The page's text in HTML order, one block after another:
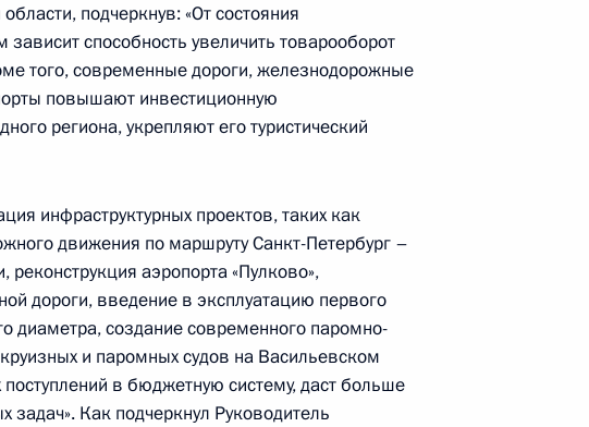
касающегося
лиц, осуждённых
Генсекретаря ООН
Сергей Нарышкин
«История новой
подчеркнув: «От состояния
способность увеличить товарооборот
того, современные дороги, железнодорожные
повышают инвестиционную
региона, укрепляют его туристический
инфраструктурных проектов, таких как
движения по маршруту Санкт-Петербург –
аэропорта «Пулково»,
дороги, введение в эксплуатацию первого
диаметра, создание современного паромно-
и паромных судов на Васильевском
в бюджетную систему, даст больше
Как подчеркнул Руководитель